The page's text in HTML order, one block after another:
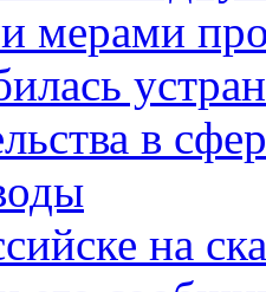
мерами
в
на